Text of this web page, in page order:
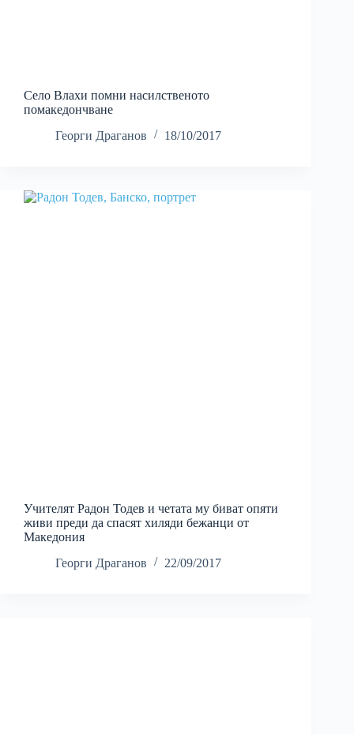
Село Влахи помни насилственото
помакедончване
Георги Драганов
18/10/2017
Учителят Радон Тодев и четата му биват опяти
живи преди да спасят хиляди бежанци от
Македония
Георги Драганов
22/09/2017